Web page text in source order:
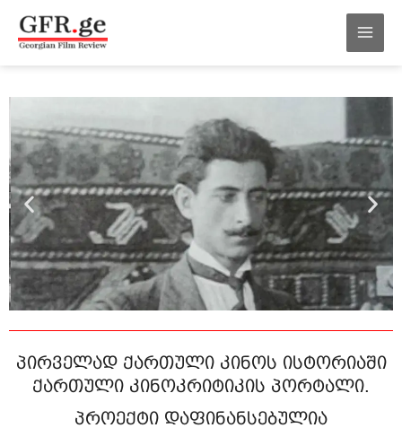
გადასვლა
პირველად ქართული კინოს ისტორიაში
ქართული კინოკრიტიკის პორტალი.
პროექტი დაფინანსებულია